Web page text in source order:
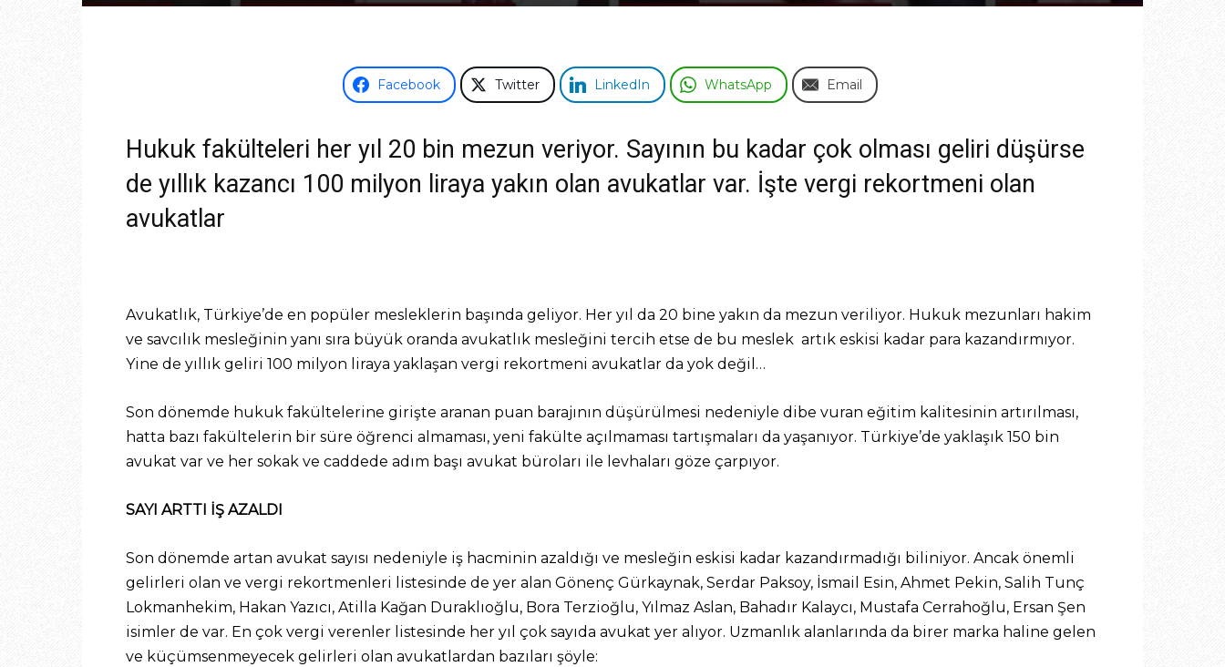
Facebook Twitter LinkedIn WhatsApp Email
Hukuk fakülteleri her yıl 20 bin mezun veriyor. Sayının bu kadar çok olması geliri düşürse
de yıllık kazancı 100 milyon liraya yakın olan avukatlar var. İşte vergi rekortmeni olan
avukatlar
Avukatlık, Türkiye’de en popüler mesleklerin başında geliyor. Her yıl da 20 bine yakın da mezun veriliyor. Hukuk mezunları hakim
ve savcılık mesleğinin yanı sıra büyük oranda avukatlık mesleğini tercih etse de bu meslek artık eskisi kadar para kazandırmıyor.
Yine de yıllık geliri 100 milyon liraya yaklaşan vergi rekortmeni avukatlar da yok değil…
Son dönemde hukuk fakültelerine girişte aranan puan barajının düşürülmesi nedeniyle dibe vuran eğitim kalitesinin artırılması,
hatta bazı fakültelerin bir süre öğrenci almaması, yeni fakülte açılmaması tartışmaları da yaşanıyor. Türkiye’de yaklaşık 150 bin
avukat var ve her sokak ve caddede adım başı avukat büroları ile levhaları göze çarpıyor.
SAYI ARTTI İŞ AZALDI
Son dönemde artan avukat sayısı nedeniyle iş hacminin azaldığı ve mesleğin eskisi kadar kazandırmadığı biliniyor. Ancak önemli
gelirleri olan ve vergi rekortmenleri listesinde de yer alan Gönenç Gürkaynak, Serdar Paksoy, İsmail Esin, Ahmet Pekin, Salih Tunç
Lokmanhekim, Hakan Yazıcı, Atilla Kağan Duraklıoğlu, Bora Terzioğlu, Yılmaz Aslan, Bahadır Kalaycı, Mustafa Cerrahoğlu, Ersan Şen
isimler de var. En çok vergi verenler listesinde her yıl çok sayıda avukat yer alıyor. Uzmanlık alanlarında da birer marka haline gelen
ve küçümsenmeyecek gelirleri olan avukatlardan bazıları şöyle: